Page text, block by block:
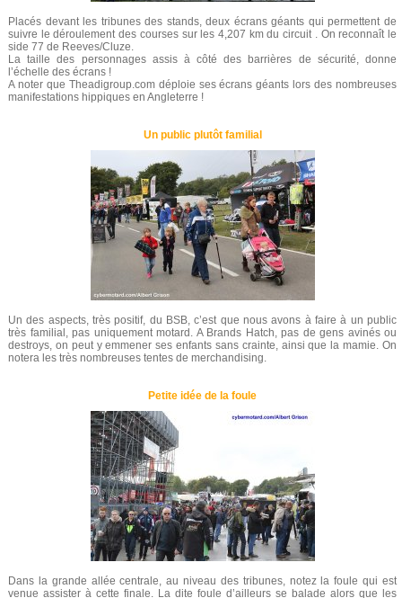
Placés devant les tribunes des stands, deux écrans géants qui permettent de
suivre le déroulement des courses sur les 4,207 km du circuit . On reconnaît le
side 77 de Reeves/Cluze.
La taille des personnages assis à côté des barrières de sécurité, donne
l’échelle des écrans !
A noter que Theadigroup.com déploie ses écrans géants lors des nombreuses
manifestations hippiques en Angleterre !
Un public plutôt familial
Un des aspects, très positif, du BSB, c’est que nous avons à faire à un public
très familial, pas uniquement motard. A Brands Hatch, pas de gens avinés ou
destroys, on peut y emmener ses enfants sans crainte, ainsi que la mamie. On
notera les très nombreuses tentes de merchandising.
Petite idée de la foule
Dans la grande allée centrale, au niveau des tribunes, notez la foule qui est
venue assister à cette finale. La dite foule d’ailleurs se balade alors que les